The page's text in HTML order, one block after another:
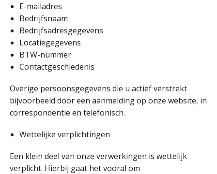
E-mailadres
Bedrijfsnaam
Bedrijfsadresgegevens
Locatiegegevens
BTW-nummer
Contactgeschiedenis
Overige persoonsgegevens die u actief verstrekt
bijvoorbeeld door een aanmelding op onze website, in
correspondentie en telefonisch.
Wettelijke verplichtingen
Een klein deel van onze verwerkingen is wettelijk
verplicht. Hierbij gaat het vooral om